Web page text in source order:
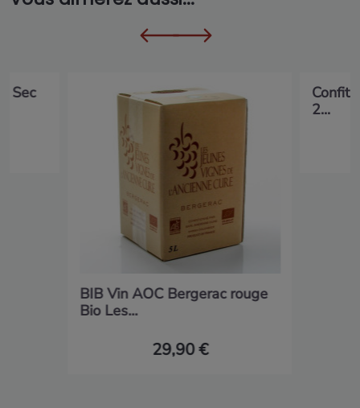
Sec
BIB Vin AOC Bergerac rouge
Bio Les...
29,90 €
Confit
2...